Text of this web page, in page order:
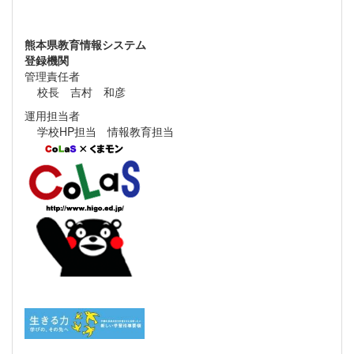
熊本県教育情報システム
登録機関
管理責任者
校長 吉村 和彦
運用担当者
学校HP担当 情報教育担当